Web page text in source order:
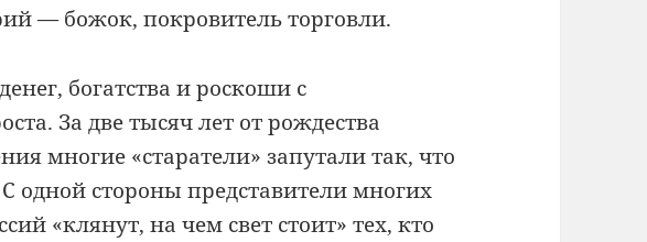
— божок, покровитель торговли.
богатства и роскоши с
За две тысяч лет от рождества
многие «старатели» запутали так, что
С одной стороны представители многих
«клянут, на чем свет стоит» тех, кто